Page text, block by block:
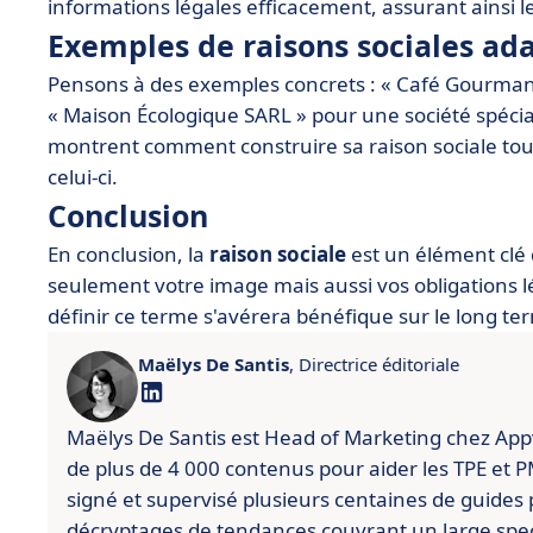
informations légales efficacement, assurant ainsi
Exemples de raisons sociales
Pensons à des exemples concrets : « Café
« Maison Écologique SARL » pour une société
montrent comment construire sa raison sociale
celui-ci.
Conclusion
En conclusion, la raison sociale est un élément
seulement votre image mais aussi vos obligations
définir ce terme s'avérera bénéfique sur le long
Maëlys De Santis, Directrice éditoriale
Maëlys De Santis est Head of Marketing chez
de plus de 4 000 contenus pour aider les TPE et
signé et supervisé plusieurs centaines de